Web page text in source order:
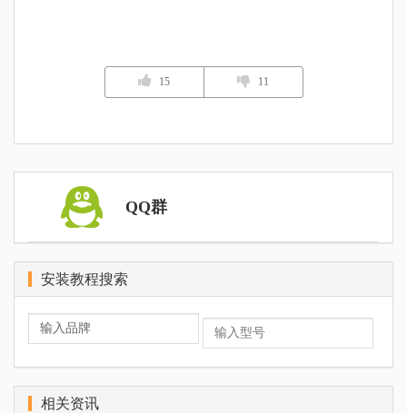
15 11
QQ群
安装教程搜索
相关资讯